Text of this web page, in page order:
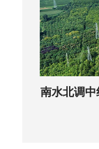
南水北调中